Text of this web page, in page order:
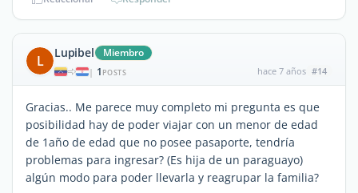
L Lupibel Miembro
| 1 POSTS hace 7 años #14
Gracias.. Me parece muy completo mi pregunta es que
posibilidad hay de poder viajar con un menor de edad
de 1año de edad que no posee pasaporte, tendría
problemas para ingresar? (Es hija de un paraguayo)
algún modo para poder llevarla y reagrupar la familia?